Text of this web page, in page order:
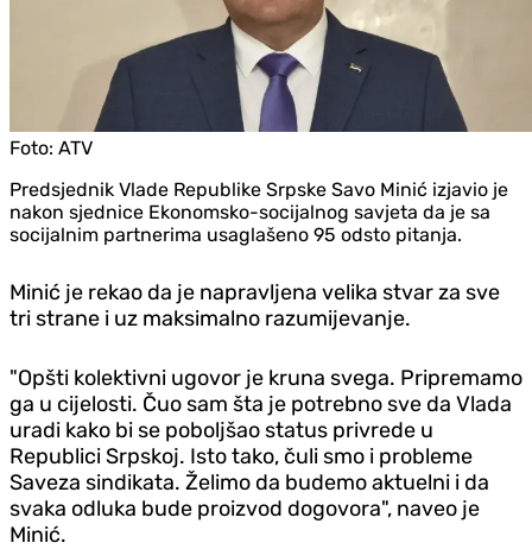
Foto: ATV
Predsjednik Vlade Republike Srpske Savo Minić izjavio je
nakon sjednice Ekonomsko-socijalnog savjeta da je sa
socijalnim partnerima usaglašeno 95 odsto pitanja.
Minić je rekao da je napravljena velika stvar za sve
tri strane i uz maksimalno razumijevanje.
"Opšti kolektivni ugovor je kruna svega. Pripremamo
ga u cijelosti. Čuo sam šta je potrebno sve da Vlada
uradi kako bi se poboljšao status privrede u
Republici Srpskoj. Isto tako, čuli smo i probleme
Saveza sindikata. Želimo da budemo aktuelni i da
svaka odluka bude proizvod dogovora", naveo je
Minić.